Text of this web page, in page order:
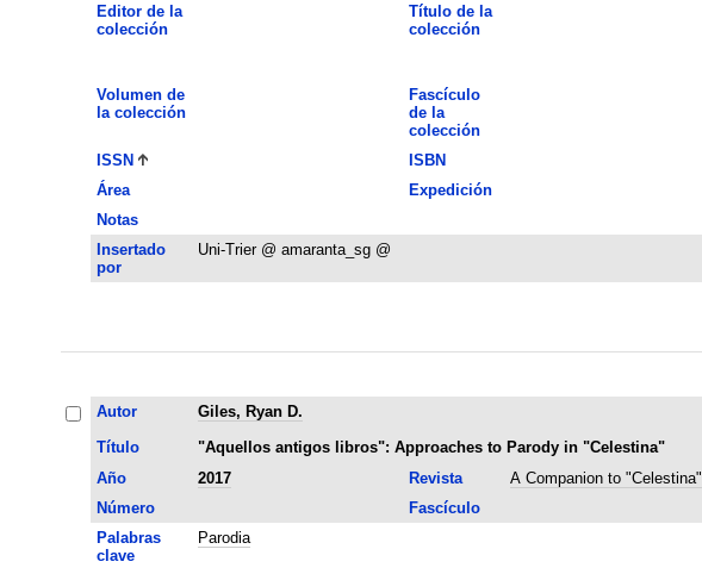
Editor de la
colección
Título de la
colección
Volumen de
la colección
Fascículo
de la
colección
ISSN ISBN
Área
Expedición
Notas
Insertado
por
Uni-Trier @ amaranta_sg @
Autor
Giles, Ryan D.
Título
"Aquellos antigos libros": Approaches to Parody in "Celestina"
Año
2017 Revista A Companion to "Celestina"
Número
Fascículo
Palabras
clave
Parodia